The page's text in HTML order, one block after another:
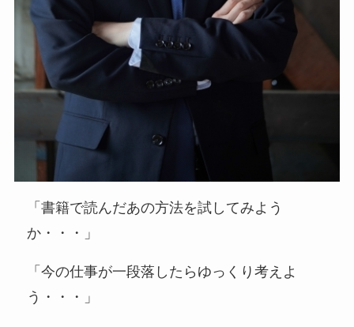
「書籍で読んだあの方法を試してみよう
か・・・」
「今の仕事が一段落したらゆっくり考えよ
う・・・」